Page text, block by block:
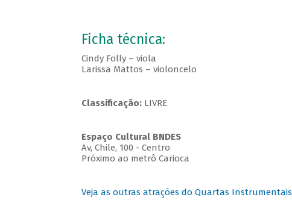
Ficha técnica:
Cindy Folly – viola
Larissa Mattos – violoncelo
Classificação:LIVRE
Espaço Cultural BNDES
Av, Chile, 100 - Centro
Próximo ao metrô Carioca
Veja as outras atrações do Quartas Instrumentais